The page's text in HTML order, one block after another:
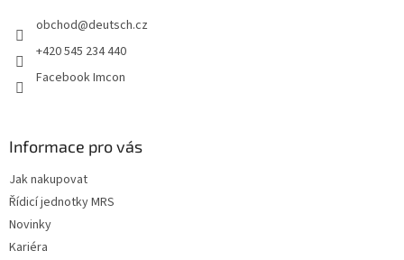
obchod@deutsch.cz
+420 545 234 440
Facebook Imcon
Informace pro vás
Jak nakupovat
Řídicí jednotky MRS
Novinky
Kariéra